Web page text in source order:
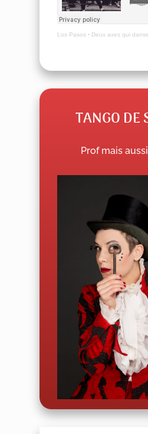
Los Pasos · Deux axes qui
TANGO DE
Prof mais